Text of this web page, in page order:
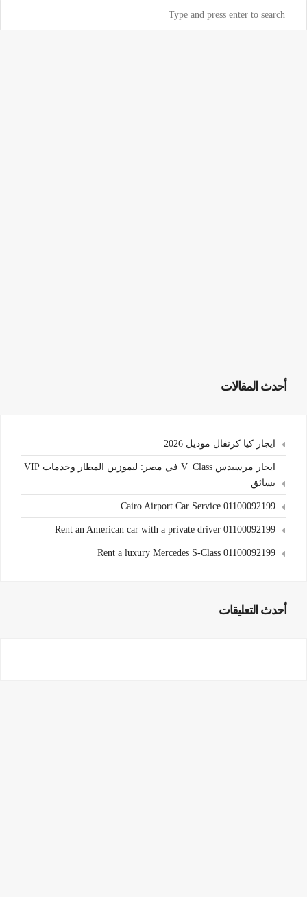
أحدث المقالات
ايجار كيا كرنفال موديل 2026
ايجار مرسيدس V_Class في مصر: ليموزين المطار وخدمات VIP
بسائق
Cairo Airport Car Service 01100092199
Rent an American car with a private driver 01100092199
Rent a luxury Mercedes S-Class 01100092199
أحدث التعليقات